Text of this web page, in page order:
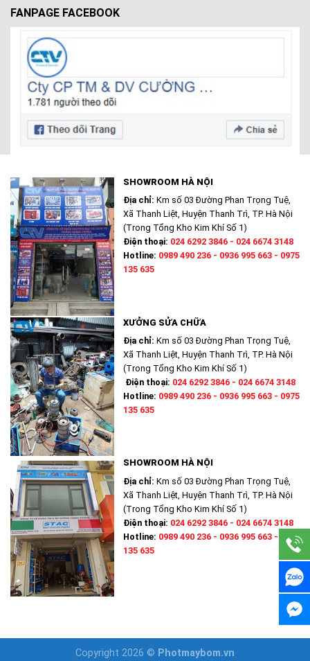
FANPAGE FACEBOOK
SHOWROOM HÀ NỘI
Địa chỉ: Km số 03 Đường Phan Trọng Tuệ,
Xã Thanh Liệt, Huyện Thanh Trì, TP. Hà Nội
(Trong Tổng Kho Kim Khí Số 1)
Điện thoại: 024 6292 3846 - 024 6674 3148
Hotline: 0989 490 236 - 0936 995 663 - 0975
135 635
XƯỞNG SỬA CHỮA
Địa chỉ: Km số 03 Đường Phan Trọng Tuệ,
Xã Thanh Liệt, Huyện Thanh Trì, TP. Hà Nội
(Trong Tổng Kho Kim Khí Số 1)
Điện thoại: 024 6292 3846 - 024 6674 3148
Hotline: 0989 490 236 - 0936 995 663 - 0975
135 635
SHOWROOM HÀ NỘI
Địa chỉ: Km số 03 Đường Phan Trọng Tuệ,
Xã Thanh Liệt, Huyện Thanh Trì, TP. Hà Nội
(Trong Tổng Kho Kim Khí Số 1)
Điện thoại: 024 6292 3846 - 024 6674 3148
Hotline: 0989 490 236 - 0936 995 663 - 0975
135 635
Copyright 2026 © Photmaybom.vn